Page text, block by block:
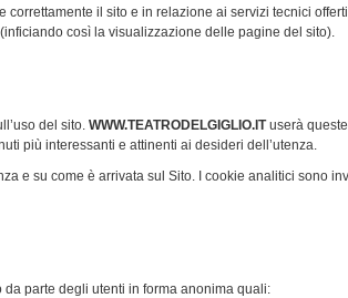
il sito e in relazione ai servizi tecnici
così la visualizzazione delle pagine del sito).
del sito. WWW.TEATRODELGIGLIO.ITuserà
più interessanti e attinenti ai desideri dell’utenza.
e su come è arrivata sul Sito. I cookie analitici sono
parte degli utenti in forma anonima quali: